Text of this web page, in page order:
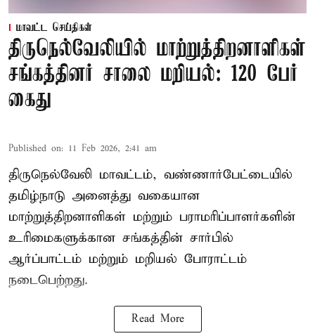
மாவட்ட செய்திகள்
திருநெல்வேலியில் மாற்றுத்திறனாளிகள்
சங்கத்தினர் சாலை மறியல்: 120 பேர்
கைது
Published on: 11 Feb 2026, 2:41 am
திருநெல்வேலி மாவட்டம், வண்ணார்பேட்டையில்
தமிழ்நாடு அனைத்து வகையான
மாற்றுத்திறனாளிகள் மற்றும் பராமரிப்பாளர்களின்
உரிமைகளுக்கான சங்கத்தின் சார்பில்
ஆர்ப்பாட்டம் மற்றும் மறியல் போராட்டம்
நடைபெற்றது.
Read More